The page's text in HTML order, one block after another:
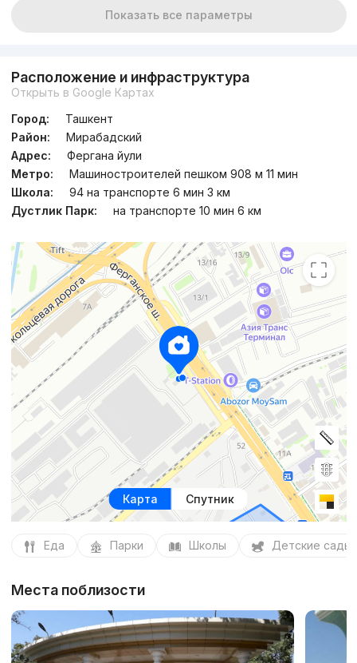
Показать все параметры
Расположение и инфраструктура
Открыть в Google Картах
Город:
Ташкент
Район:
Мирабадский
Адрес:
Фергана йули
Метро:
Машиностроителей пешком 908 м 11 мин
Школа:
94 на транспорте 6 мин 3 км
Дустлик Парк:
на транспорте 10 мин 6 км
Карта Спутник
Еда Парки Школы Детские сады
Места поблизости